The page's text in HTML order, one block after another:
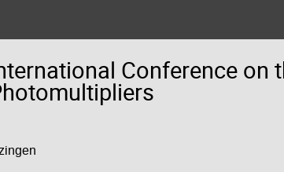
Conference on